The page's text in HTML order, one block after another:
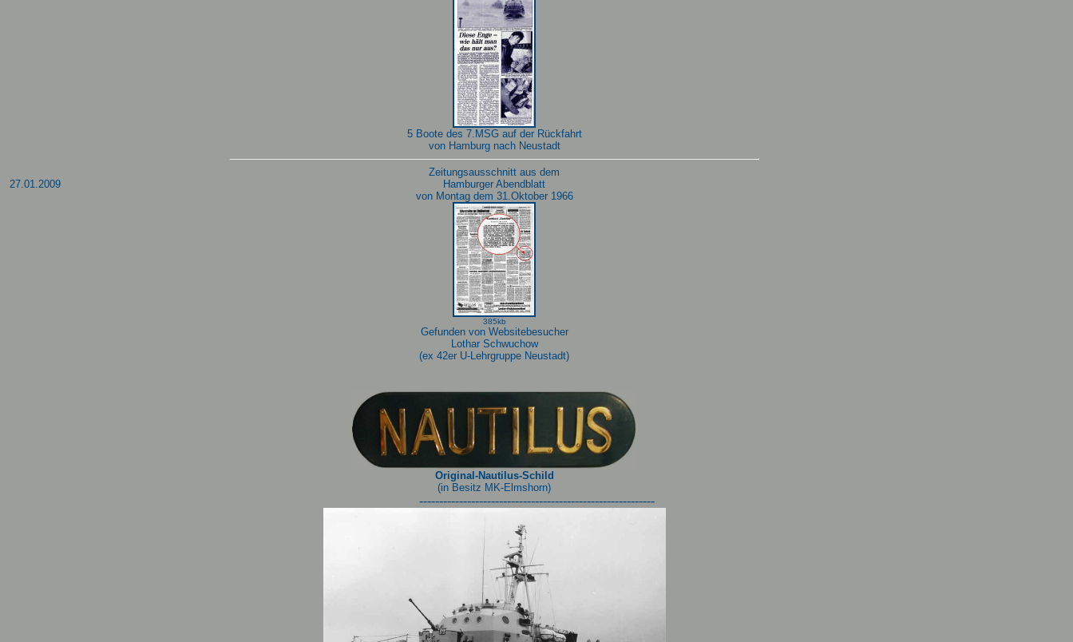
5 Boote des 7.MSG auf der Rückfahrt
von Hamburg nach Neustadt
27.01.2009
Zeitungsausschnitt aus dem
Hamburger Abendblatt
von Montag dem 31.Oktober 1966
385kb
Gefunden von Websitebesucher
Lothar Schwuchow
(ex 42er U-Lehrgruppe Neustadt)
Original-Nautilus-Schild
(in Besitz MK-Elmshorn)
-----------------------------------------------------------